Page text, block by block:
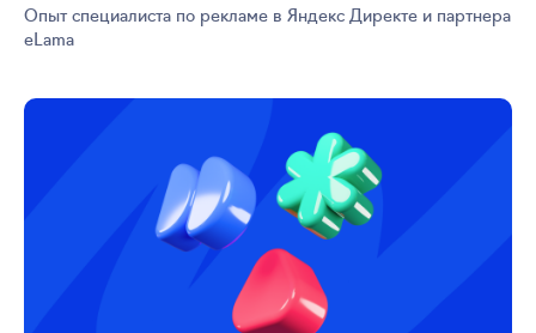
Опыт специалиста по рекламе в Яндекс Директе и партнера
eLama